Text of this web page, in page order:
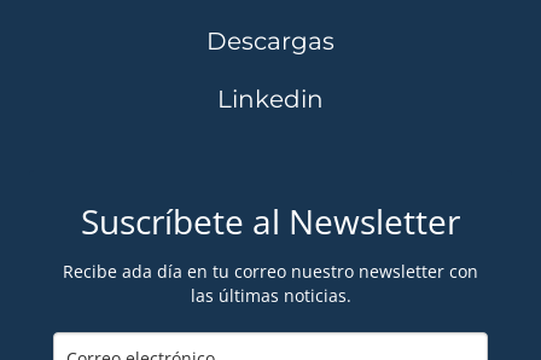
Descargas
Linkedin
Suscríbete al Newsletter
Recibe ada día en tu correo nuestro newsletter con
las últimas noticias.